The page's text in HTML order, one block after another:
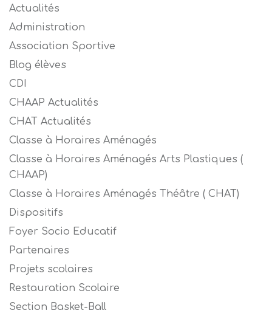
Actualités
Administration
Association Sportive
Blog élèves
CDI
CHAAP Actualités
CHAT Actualités
Classe à Horaires Aménagés
Classe à Horaires Aménagés Arts Plastiques (
CHAAP)
Classe à Horaires Aménagés Théâtre ( CHAT)
Dispositifs
Foyer Socio Educatif
Partenaires
Projets scolaires
Restauration Scolaire
Section Basket-Ball